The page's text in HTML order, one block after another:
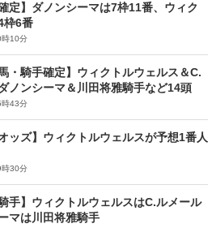
定】ダノンシーマは7枠11番、ウィク
枠6番
10分
・騎手確定】ウィクトルウェルス＆C.
ノンシーマ＆川田将雅騎手など14頭
43分
ッズ】ウィクトルウェルスが予想1番人
30分
手】ウィクトルウェルスはC.ルメール
マは川田将雅騎手